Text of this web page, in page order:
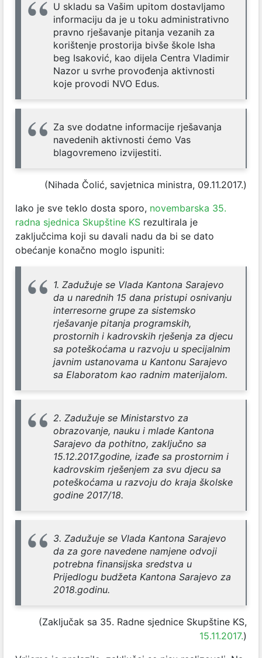
U skladu sa Vašim upitom dostavljamo
informaciju da je u toku administrativno
pravno rješavanje pitanja vezanih za
korištenje prostorija bivše škole Isha
beg Isaković, kao dijela Centra Vladimir
Nazor u svrhe provođenja aktivnosti
koje provodi NVO Edus.
Za sve dodatne informacije rješavanja
navedenih aktivnosti ćemo Vas
blagovremeno izvijestiti.
(Nihada Čolić, savjetnica ministra, 09.11.2017.)
Iako je sve teklo dosta sporo, novembarska 35.
radna sjednica Skupštine KS rezultirala je
zaključcima koji su davali nadu da bi se dato
obećanje konačno moglo ispuniti:
1. Zadužuje se Vlada Kantona Sarajevo
da u narednih 15 dana pristupi osnivanju
interresorne grupe za sistemsko
rješavanje pitanja programskih,
prostornih i kadrovskih rješenja za djecu
sa poteškoćama u razvoju u specijalnim
javnim ustanovama u Kantonu Sarajevo
sa Elaboratom kao radnim materijalom.
2. Zadužuje se Ministarstvo za
obrazovanje, nauku i mlade Kantona
Sarajevo da pothitno, zaključno sa
15.12.2017.godine, izađe sa prostornim i
kadrovskim rješenjem za svu djecu sa
poteškoćama u razvoju do kraja školske
godine 2017/18.
3. Zadužuje se Vlada Kantona Sarajevo
da za gore navedene namjene odvoji
potrebna finansijska sredstva u
Prijedlogu budžeta Kantona Sarajevo za
2018.godinu.
(Zaključak sa 35. Radne sjednice Skupštine KS,
15.11.2017.)